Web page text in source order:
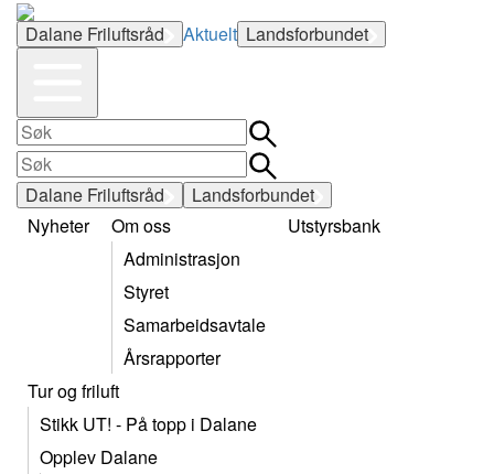
Dalane Friluftsråd Aktuelt Landsforbundet
Dalane Friluftsråd
Landsforbundet
Nyheter
Om oss
Administrasjon
Styret
Samarbeidsavtale
Årsrapporter
Utstyrsbank
Tur og friluft
Stikk UT! - På topp i Dalane
Opplev Dalane